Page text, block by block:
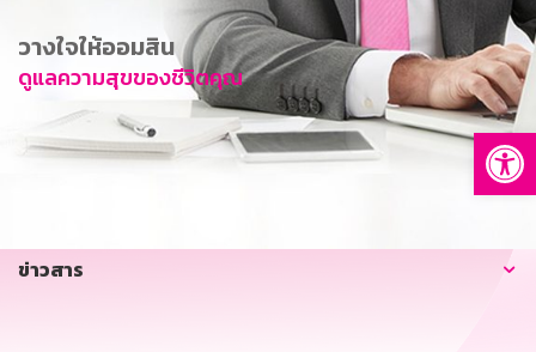
การพัฒนาที่ยั่งยืน
ข่าวสาร
บริการทางการเงิน
อื่นๆ
วางใจให้ออมสิน
ดูแลความสุขของชีวิตคุณ
ข่าวสาร